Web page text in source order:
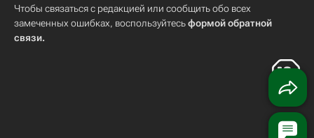
Чтобы связаться с редакцией или сообщить обо всех
замеченных ошибках, воспользуйтесьформой обратной
связи.